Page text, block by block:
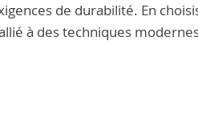
de durabilité. En
à des techniques